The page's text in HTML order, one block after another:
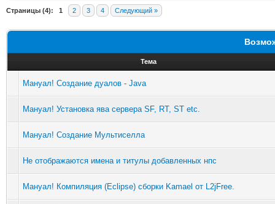
Страницы (4): 1 2 3 4 Следующий »
Тема
Мануал! Создание дуалов - Java
Мануал! Установка ява сервера SF, RT, ST etc.
Мануал! Создание Мультиселла
Не отображаются имена и титулы добавленных нпс
Мануал! Компиляция (Eclipse) сборки Kamael от L2jFree.